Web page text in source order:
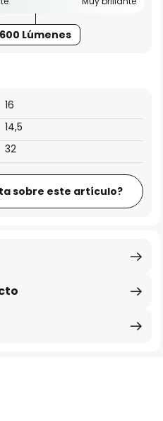
600 Lúmenes
14,5
16
32
sobre este artículo?